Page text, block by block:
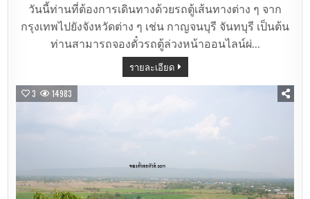
วันนี้ท่านที่ต้องการเดินทางด้วยรถตู้เส้นทางต่าง ๆ จาก
กรุงเทพไปยังจังหวัดต่าง ๆ เช่น กาญจนบุรี จันทบุรี เป็นต้น
ท่านสามารถจองตั๋วรถตู้ล่วงหน้าออนไลน์ผ่…
รายละเอียด
3 14983